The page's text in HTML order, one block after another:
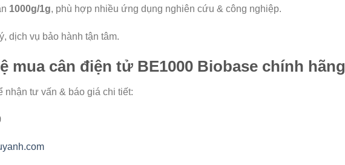
1000g/1g, phù hợp nhiều ứng dụng nghiên cứu & công nghiệp.
dịch vụ bảo hành tận tâm.
mua cân điện tử BE1000 Biobase chính hãng
nhận tư vấn & báo giá chi tiết: